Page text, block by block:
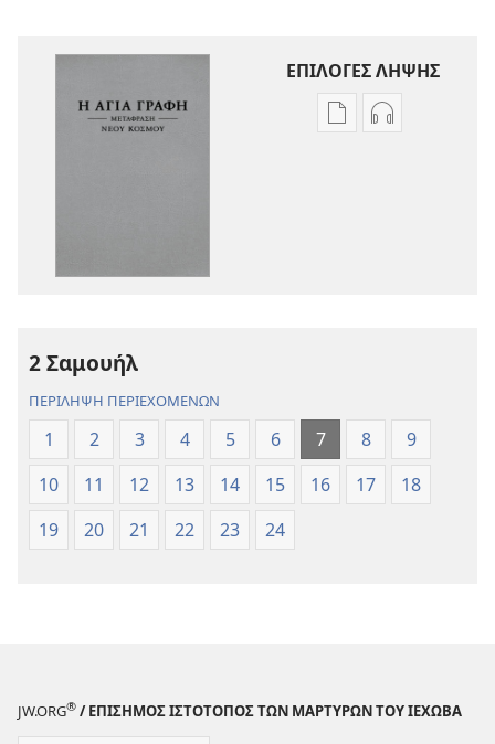
ΕΠΙΛΟΓΕΣ ΛΗΨΗΣ
Επιλογές
2017)
Επιλογές
2017)
2 Σαμουήλ
ΠΕΡΙΛΗΨΗ ΠΕΡΙΕΧΟΜΕΝΩΝ
1 2 3 4 5 6 7 8
9
10
11 12 13 14 15 16 17
18
19
20 21 22 23 24
JW.ORG® / ΕΠΙΣΗΜΟΣ ΙΣΤΟΤΟΠΟΣ ΤΩΝ ΜΑΡΤΥΡΩΝ ΤΟΥ ΙΕΧΩΒΑ